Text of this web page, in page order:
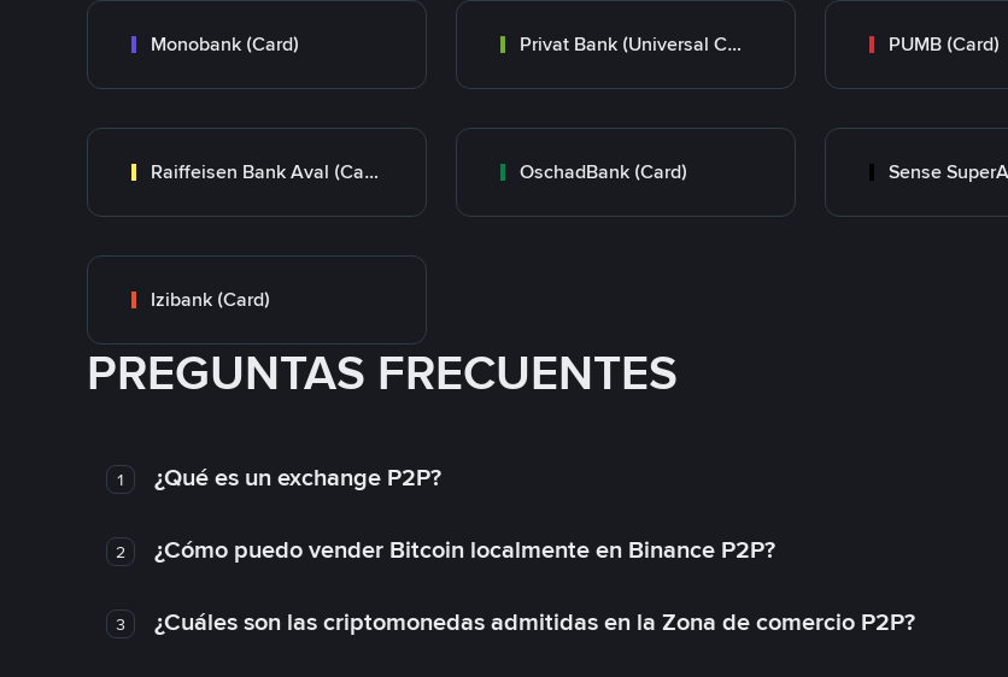
Monobank (Card) Privat Bank (Universal Card) PUMB (Card)
Raiffeisen Bank Aval (Card) OschadBank (Card) Sense
Izibank (Card)
PREGUNTAS FRECUENTES
1 ¿Qué es un exchange P2P?
2 ¿Cómo puedo vender Bitcoin localmente en Binance P2P?
3 ¿Cuáles son las criptomonedas admitidas en la Zona de comercio P2P?